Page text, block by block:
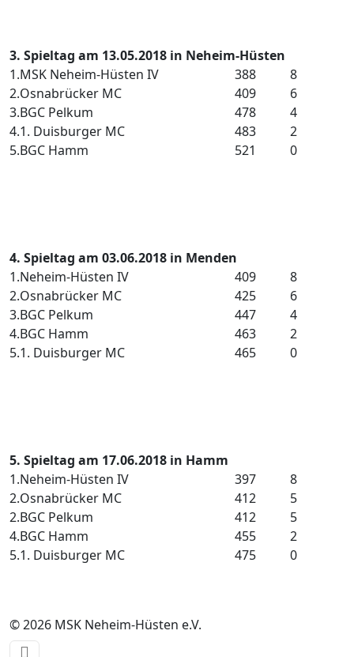
3. Spieltag am 13.05.2018 in Neheim-Hüsten
1.MSK Neheim-Hüsten IV 388
8
2.Osnabrücker MC 409
6
3.BGC Pelkum 478
4
4.1. Duisburger MC 483
2
5.BGC Hamm 521 0
4. Spieltag am 03.06.2018 in Menden
1.Neheim-Hüsten IV 409
8
2.Osnabrücker MC 425
6
3.BGC Pelkum 447
4
4.BGC Hamm 463
2
5.1. Duisburger MC 465 0
5. Spieltag am 17.06.2018 in Hamm
1.Neheim-Hüsten IV 397
8
2.Osnabrücker MC 412
5
2.BGC Pelkum 412
5
4.BGC Hamm 455
2
5.1. Duisburger MC 475 0
© 2026 MSK Neheim-Hüsten e.V.